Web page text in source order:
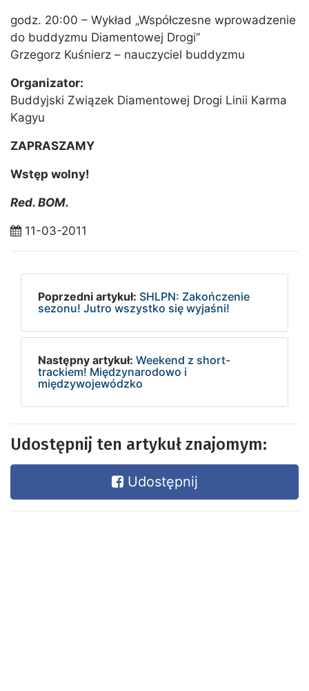
godz. 20:00 – Wykład „Współczesne wprowadzenie
do buddyzmu Diamentowej Drogi”
Grzegorz Kuśnierz – nauczyciel buddyzmu
Organizator:
Buddyjski Związek Diamentowej Drogi Linii Karma
Kagyu
ZAPRASZAMY
Wstęp wolny!
Red. BOM.
11-03-2011
Poprzedni artykuł: SHLPN: Zakończenie
sezonu! Jutro wszystko się wyjaśni!
Następny artykuł: Weekend z short-
trackiem! Międzynarodowo i
międzywojewódzko
Udostępnij ten artykuł znajomym:
Udostępnij